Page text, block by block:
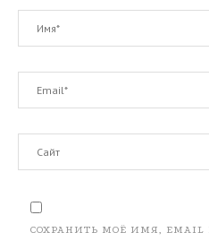
СОХРАНИТЬ МОЁ ИМЯ, EMAIL